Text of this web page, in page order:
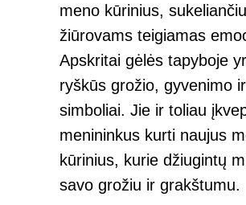
meno kūrinius,
žiūrovams teigiamas
Apskritai gėlės tapyboje
ryškūs grožio, gyvenimo
simboliai. Jie ir toliau
menininkus kurti naujus
kūrinius, kurie džiugintų
savo grožiu ir grakštumu.